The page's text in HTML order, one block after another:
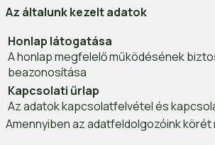
Az általunk kezelt adatok
Honlap látogatása
A honlap megfelelő működésének
beazonosítása
Kapcsolati űrlap
Az adatok kapcsolatfelvétel és
Amennyiben az adatfeldolgozóink